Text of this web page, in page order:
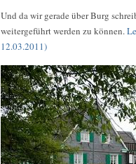
Und da wir gerade über Burg
weitergeführt werden zu können.
12.03.2011)